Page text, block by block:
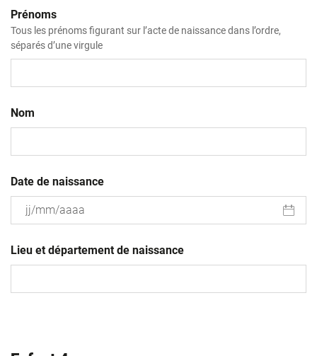
Prénoms
Tous les prénoms figurant sur l’acte de naissance dans l’ordre,
séparés d’une virgule
Nom
Date de naissance
slash
MM
Lieu et département de naissance